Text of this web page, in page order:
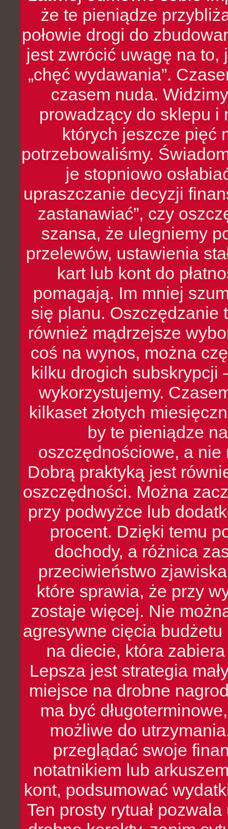
że te pieniądze
połowie drogi do
jest zwrócić uwagę na to,
„chęć wydawania”.
czasem nuda.
prowadzący do sklepu i
których jeszcze pięć
potrzebowaliśmy.
je stopniowo
upraszczanie decyzji
zastanawiać”, czy
szansa, że ulegniemy
przelewów, ustawienia
kart lub kont do
pomagają. Im mniej
się planu. Oszczędzanie
również mądrzejsze
coś na wynos, można
kilku drogich subskrypcji
wykorzystujemy.
kilkaset złotych
by te pieniądze
oszczędnościowe, a nie
Dobrą praktyką jest
oszczędności. Można
przy podwyżce lub
procent. Dzięki temu
dochody, a różnica
przeciwieństwo
które sprawia, że przy
zostaje więcej. Nie
agresywne cięcia
na diecie, która
Lepsza jest strategia
miejsce na drobne
ma być
możliwe do
przeglądać swoje
notatnikiem lub
kont, podsumować
Ten prosty rytuał